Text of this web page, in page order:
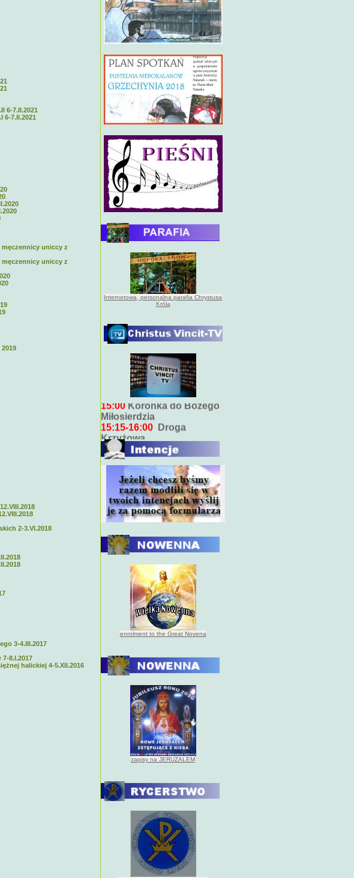
6-7.II.2021
6-7.II.2021
męczennicy uniccy z
męczennicy uniccy z
2019
2-3.VI.2018
3-4.III.2017
8.I.2017
halickiej 4-5.XII.2016
Internetowa, personalna parafia Chrystusa
Króla
Bieżący program transmisji
bezpośrednich ( na żywo)
Msza święta
Koronka do Bożego
Miłosierdzia
15:15-16:00 Droga
Krzyżowa
18:00 Nabożeństwo
wieczorne z kazaniem
10:00 Niedzielna Msza
święta w miarę możliwości
ks. Piotra
enrolment to the Great Novena
zapisy na JERUZALEM